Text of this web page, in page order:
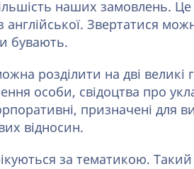
наших замовлень. Це
англійської. Звертатися
бувають.
розділити на дві
особи, свідоцтва про
призначені для
відносин.
за тематикою.